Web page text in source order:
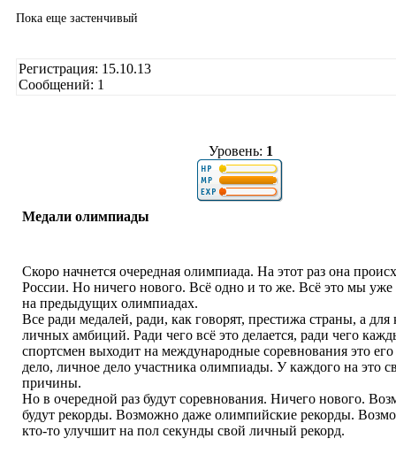
Пока еще застенчивый
Регистрация: 15.10.13
Сообщений: 1
Уровень: 1
Медали олимпиады
Скоро начнется очередная олимпиада. На этот раз она
России. Но ничего нового. Всё одно и то же. Всё это мы уже
на предыдущих олимпиадах.
Все ради медалей, ради, как говорят, престижа страны, а для
личных амбиций. Ради чего всё это делается, ради чего
спортсмен выходит на международные соревнования это
дело, личное дело участника олимпиады. У каждого на это
причины.
Но в очередной раз будут соревнования. Ничего нового.
будут рекорды. Возможно даже олимпийские рекорды.
кто-то улучшит на пол секунды свой личный рекорд.